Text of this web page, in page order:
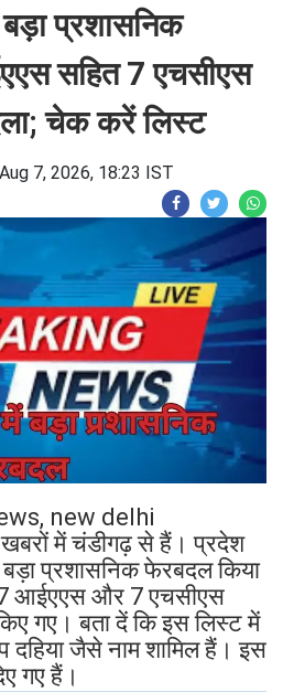
प्रशासनिक
सहित 7 एचसीएस
चेक करें लिस्ट
Aug 7, 2026, 18:23 IST
new delhi
खबरों में चंडीगढ़ से हैं। प्रदेश
बड़ा प्रशासनिक फेरबदल किया
आईएएस और 7 एचसीएस
गए। बता दें कि इस लिस्ट में
जैसे नाम शामिल हैं। इस
गए हैं।